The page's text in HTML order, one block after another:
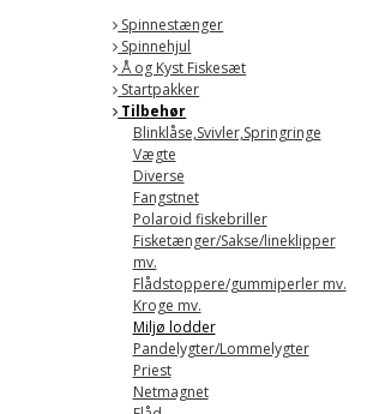
Spinnestænger
Spinnehjul
Å og Kyst Fiskesæt
Startpakker
Tilbehør
Blinklåse,Svivler,Springringe
Vægte
Diverse
Fangstnet
Polaroid fiskebriller
Fisketænger/Sakse/lineklipper
mv.
Flådstoppere/gummiperler mv.
Kroge mv.
Miljø lodder
Pandelygter/Lommelygter
Priest
Netmagnet